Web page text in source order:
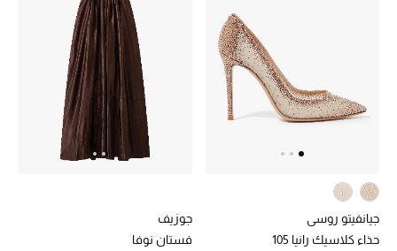
النساء
خصومات
جيانفيتو روسي
حذاء كلاسيك رانيا 105
جوزيف
فستان نوفا